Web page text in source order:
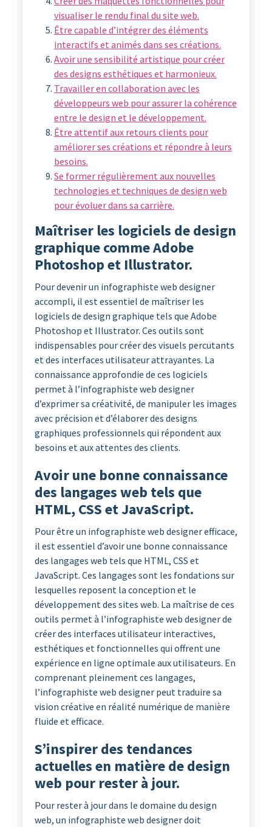
visualiser le rendu final du site web.
Être capable d’intégrer des éléments
interactifs et animés dans ses créations.
Avoir une sensibilité artistique pour créer
des designs esthétiques et harmonieux.
Travailler en collaboration avec les
développeurs web pour assurer la cohérence
entre le design et le développement.
Être attentif aux retours clients pour
améliorer ses créations et répondre à leurs
besoins.
Se former régulièrement aux nouvelles
technologies et techniques de design web
pour évoluer dans sa carrière.
Maîtriser les logiciels de design
graphique comme Adobe
Photoshop et Illustrator.
Pour devenir un infographiste web designer
accompli, il est essentiel de maîtriser les
logiciels de design graphique tels que Adobe
Photoshop et Illustrator. Ces outils sont
indispensables pour créer des visuels percutants
et des interfaces utilisateur attrayantes. La
connaissance approfondie de ces logiciels
permet à l’infographiste web designer
d’exprimer sa créativité, de manipuler les images
avec précision et d’élaborer des designs
graphiques professionnels qui répondent aux
besoins et aux attentes des clients.
Avoir une bonne connaissance
des langages web tels que
HTML, CSS et JavaScript.
Pour être un infographiste web designer efficace,
il est essentiel d’avoir une bonne connaissance
des langages web tels que HTML, CSS et
JavaScript. Ces langages sont les fondations sur
lesquelles reposent la conception et le
développement des sites web. La maîtrise de ces
outils permet à l’infographiste web designer de
créer des interfaces utilisateur interactives,
esthétiques et fonctionnelles qui offrent une
expérience en ligne optimale aux utilisateurs. En
comprenant pleinement ces langages,
l’infographiste web designer peut traduire sa
vision créative en réalité numérique de manière
fluide et efficace.
S’inspirer des tendances
actuelles en matière de design
web pour rester à jour.
Pour rester à jour dans le domaine du design
web, un infographiste web designer doit